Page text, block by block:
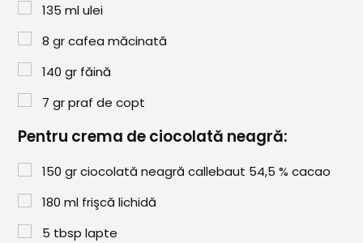
Aluaturi Sărate
Pizza
Rețete cu Carne
Sandwichuri și Wraps
135 ml ulei
8 gr cafea măcinată
140 gr făină
7 gr praf de copt
Pentru crema de ciocolată neagră:
150 gr ciocolată neagră callebaut 54,5 % cacao
180 ml frişcă lichidă
5 tbsp lapte